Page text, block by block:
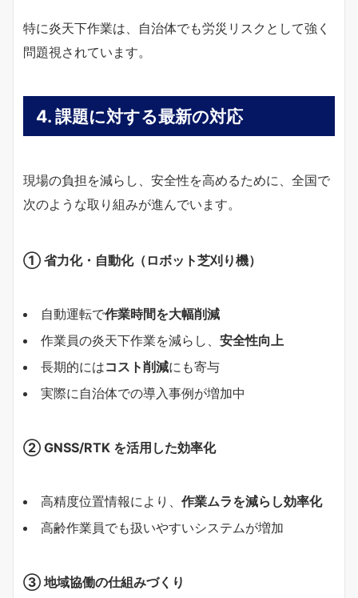
特に炎天下作業は、自治体でも労災リスクとして強く
問題視されています。
4. 課題に対する最新の対応
現場の負担を減らし、安全性を高めるために、全国で
次のような取り組みが進んでいます。
① 省力化・自動化（ロボット芝刈り機）
自動運転で作業時間を大幅削減
作業員の炎天下作業を減らし、 安全性向上
長期的にはコスト削減にも寄与
実際に自治体での導入事例が増加中
② GNSS/RTK を活用した効率化
高精度位置情報により、 作業ムラを減らし効率化
高齢作業員でも扱いやすいシステムが増加
③ 地域協働の仕組みづくり